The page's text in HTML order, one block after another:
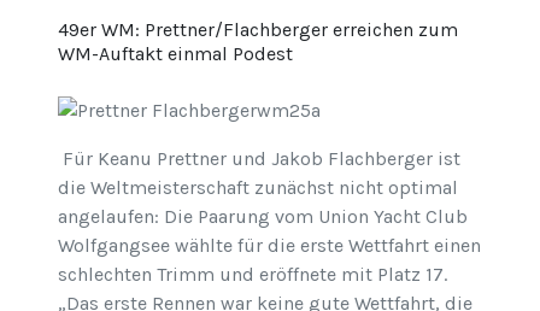
49er WM: Prettner/Flachberger erreichen zum
WM-Auftakt einmal Podest
Für Keanu Prettner und Jakob Flachberger ist
die Weltmeisterschaft zunächst nicht optimal
angelaufen: Die Paarung vom Union Yacht Club
Wolfgangsee wählte für die erste Wettfahrt einen
schlechten Trimm und eröffnete mit Platz 17.
„Das erste Rennen war keine gute Wettfahrt, die